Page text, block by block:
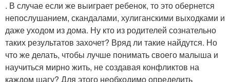
. В случае если же выиграет ребенок, то это обернется
непослушанием, скандалами, хулиганскими выходками и
даже уходом из дома. Ну кто из родителей сознательно
таких результатов захочет? Вряд ли такие найдутся. Но
что же делать, чтобы лучше понимать своего малыша и
научиться мирно жить, не создавая конфликтов на
каждом шагу? Для этого необходимо определить